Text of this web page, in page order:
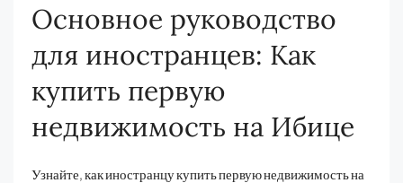
Основное руководство
для иностранцев: Как
купить первую
недвижимость на Ибице
Узнайте, как иностранцу купить первую недвижимость на